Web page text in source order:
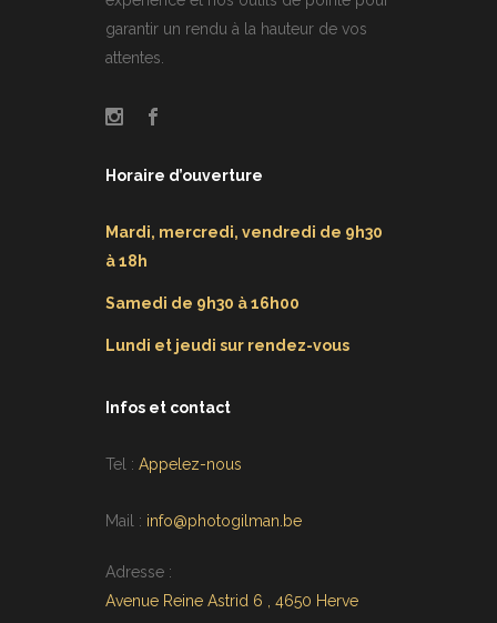
garantir un rendu à la hauteur de vos
attentes.
Horaire d’ouverture
Mardi, mercredi, vendredi de 9h30
à 18h
Samedi de 9h30 à 16h00
Lundi et jeudi sur rendez-vous
Infos et contact
Tel : Appelez-nous
Mail : info@photogilman.be
Adresse :
Avenue Reine Astrid 6 , 4650 Herve